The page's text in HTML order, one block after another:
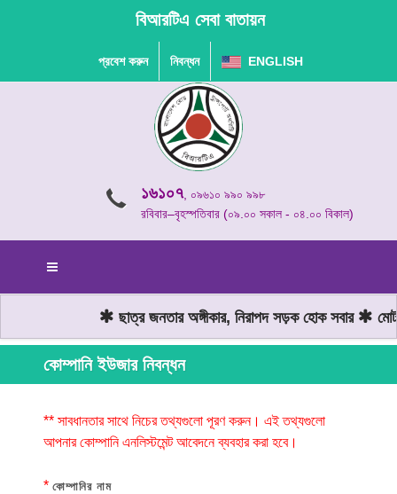
বিআরটিএ সেবা বাতায়ন
প্রবেশ করুন নিবন্ধন ENGLISH
১৬১০৭, ০৯৬১০ ৯৯০ ৯৯৮
রবিবার–বৃহস্পতিবার (০৯.০০ সকাল - ০৪.০০ বিকাল)
ছাত্র জনতার অঙ্গীকার, নিরাপদ সড়ক হোক সবার
কোম্পানি ইউজার নিবন্ধন
** সাবধানতার সাথে নিচের তথ্যগুলো পূরণ করুন। এই তথ্যগুলো
আপনার কোম্পানি এনলিস্টমেন্ট আবেদনে ব্যবহার করা হবে।
* কোম্পানির নাম